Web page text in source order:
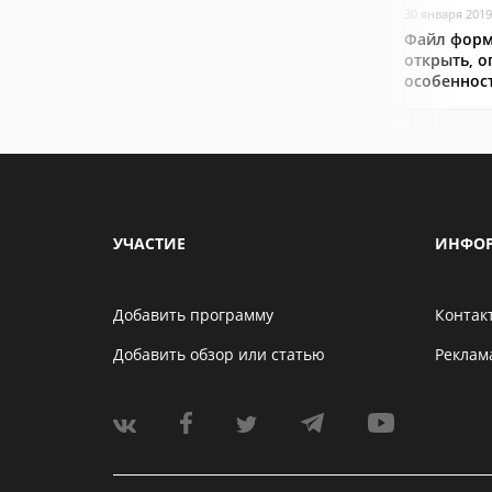
30 января 2019
Файл
открыть,
УЧАСТИЕ
Добавить программу
Добавить обзор или статью